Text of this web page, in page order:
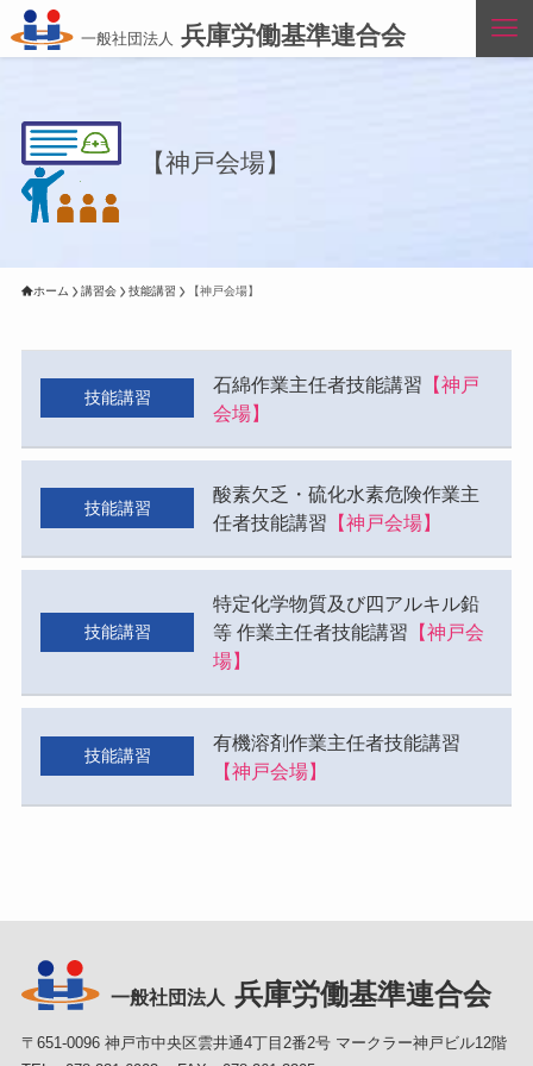
一般社団法人 兵庫労働基準連合会
【神戸会場】
ホーム 講習会 技能講習 【神戸会場】
技能講習
⽯綿作業主任者技能講習 【神戸
会場】
技能講習
酸素⽋乏・硫化⽔素危険作業主
任者技能講習 【神戸会場】
技能講習
特定化学物質及び四アルキル鉛
等 作業主任者技能講習 【神戸会
場】
技能講習
有機溶剤作業主任者技能講習
【神戸会場】
一般社団法人 兵庫労働基準連合会
〒651-0096 神戸市中央区雲井通4丁目2番2号 マークラー神戸ビル12階